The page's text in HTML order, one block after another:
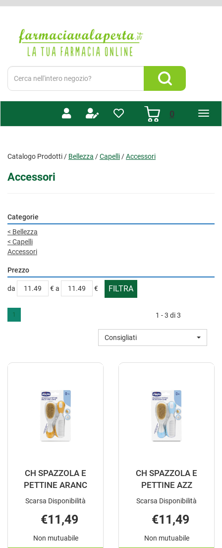
principale
Valaperta
Cerca
Prodotto
Cerca Prodotto
0prodotti
Catalogo Prodotti / Bellezza /Capelli /Accessori
Accessori
Categorie
< Bellezza
< Capelli
Accessori
Prezzo
filtra
da €
filtra
a €
1 1 - 3 di 3
Consigliati
CH SPAZZOLA E
PETTINE ARANC
Scarsa Disponibilità
€11,49
Non mutuabile
CH SPAZZOLA E
PETTINE AZZ
Scarsa Disponibilità
€11,49
Non mutuabile